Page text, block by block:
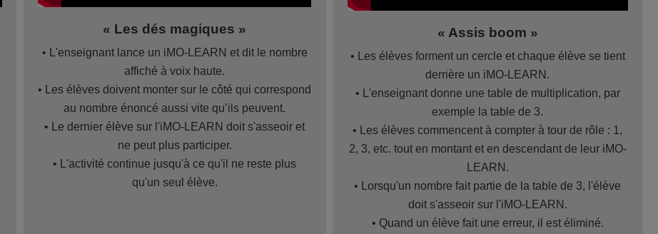
« Les dés magiques »
• L'enseignant lance un iMO-LEARN et dit le nombre
affiché à voix haute.
• Les élèves doivent monter sur le côté qui correspond
au nombre énoncé aussi vite qu’ils peuvent.
• Le dernier élève sur l'iMO-LEARN doit s'asseoir et
ne peut plus participer.
• L'activité continue jusqu'à ce qu'il ne reste plus
qu'un seul élève.
« Assis boom »
• Les élèves forment un cercle et chaque élève se tient
derrière un iMO-LEARN.
• L'enseignant donne une table de multiplication, par
exemple la table de 3.
• Les élèves commencent à compter à tour de rôle : 1,
2, 3, etc. tout en montant et en descendant de leur iMO-
LEARN.
• Lorsqu'un nombre fait partie de la table de 3, l'élève
doit s'asseoir sur l'iMO-LEARN.
• Quand un élève fait une erreur, il est éliminé.